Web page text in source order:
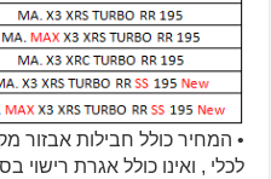
לכלי , ואינו כולל אגרת רישוי בסך 464 ₪